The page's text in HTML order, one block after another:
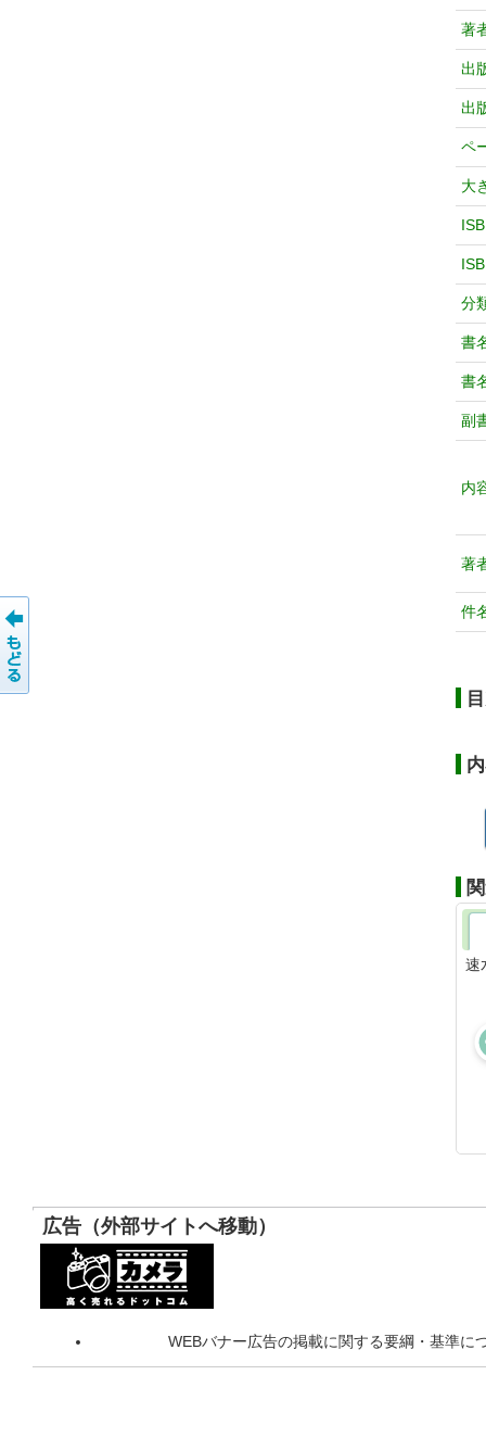
著
出
出
ペ
大
分
書
書
副
内
著
件
速
広告（外部サイトへ移動）
WEBバナー広告の掲載に関する要綱・基準に